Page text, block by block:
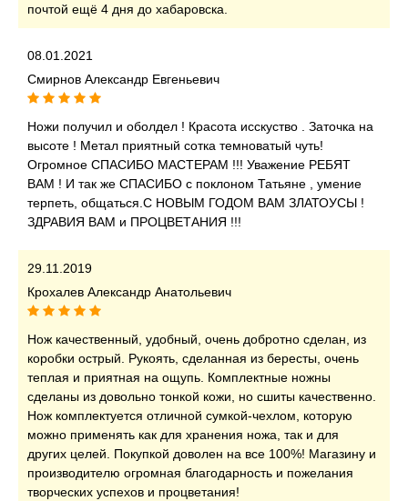
почтой ещё 4 дня до хабаровска.
08.01.2021
Смирнов Александр Евгеньевич
Ножи получил и оболдел ! Красота исскуство . Заточка на
высоте ! Метал приятный сотка темноватый чуть!
Огромное СПАСИБО МАСТЕРАМ !!! Уважение РЕБЯТ
ВАМ ! И так же СПАСИБО с поклоном Татьяне , умение
терпеть, общаться.С НОВЫМ ГОДОМ ВАМ ЗЛАТОУСЫ !
ЗДРАВИЯ ВАМ и ПРОЦВЕТАНИЯ !!!
29.11.2019
Крохалев Александр Анатольевич
Нож качественный, удобный, очень добротно сделан, из
коробки острый. Рукоять, сделанная из бересты, очень
теплая и приятная на ощупь. Комплектные ножны
сделаны из довольно тонкой кожи, но сшиты качественно.
Нож комплектуется отличной сумкой-чехлом, которую
можно применять как для хранения ножа, так и для
других целей. Покупкой доволен на все 100%! Магазину и
производителю огромная благодарность и пожелания
творческих успехов и процветания!